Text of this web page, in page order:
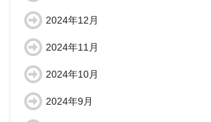
2024年12月
2024年11月
2024年10月
2024年9月